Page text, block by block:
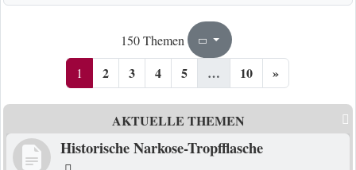
150 Themen Seite1
1 2 3 4 5 … 10 »
AKTUELLE THEMEN
Historische Narkose-Tropfflasche